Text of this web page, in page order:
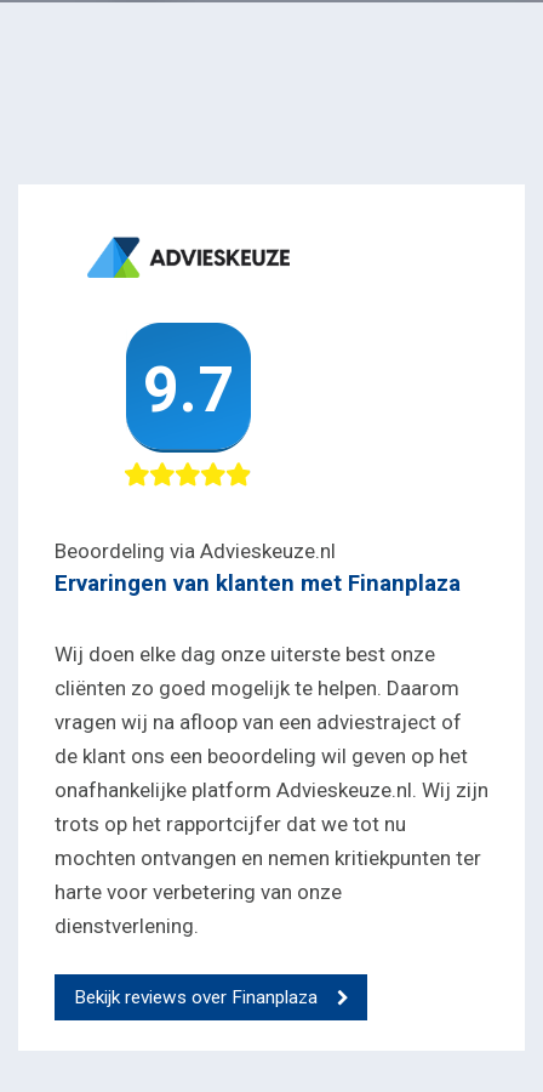
Beoordeling via Advieskeuze.nl
Ervaringen van klanten met Finanplaza
Wij doen elke dag onze uiterste best onze
cliënten zo goed mogelijk te helpen. Daarom
vragen wij na afloop van een adviestraject of
de klant ons een beoordeling wil geven op het
onafhankelijke platform Advieskeuze.nl. Wij zijn
trots op het rapportcijfer dat we tot nu
mochten ontvangen en nemen kritiekpunten ter
harte voor verbetering van onze
dienstverlening.
Bekijk reviews over Finanplaza
WatersportDre
ams Concept
Verrassend in
eenvoud,
verbazend in
prijs.
onze relaties in de
watersportbranche